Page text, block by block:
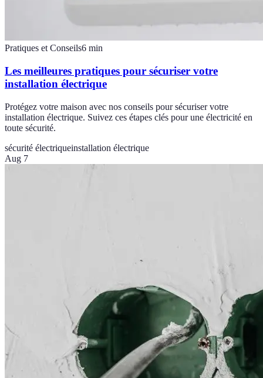
Pratiques et Conseils6 min
Les meilleures pratiques pour sécuriser votre
installation électrique
Protégez votre maison avec nos conseils pour sécuriser votre
installation électrique. Suivez ces étapes clés pour une électricité en
toute sécurité.
sécurité électriqueinstallation électrique
Aug 7